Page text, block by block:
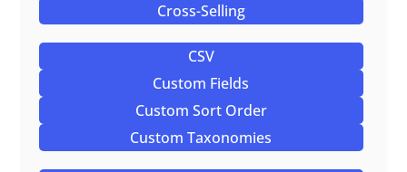
Cross-Selling
CSV
Custom Fields
Custom Sort Order
Custom Taxonomies